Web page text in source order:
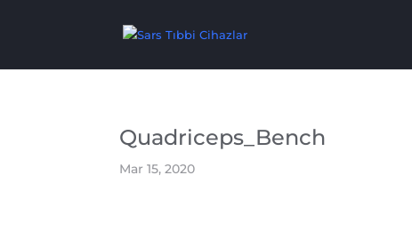
Quadriceps_Bench
Mar 15, 2020